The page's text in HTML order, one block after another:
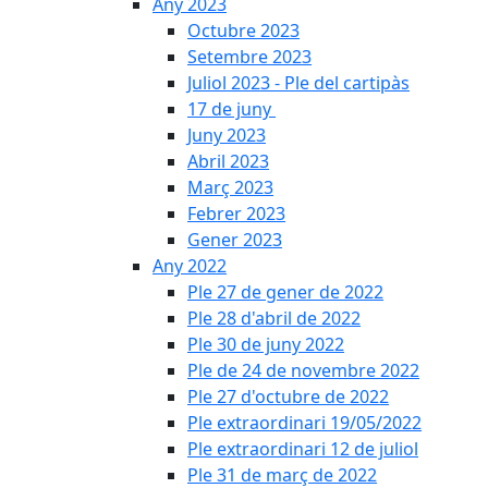
Octubre 2023
Setembre 2023
Juliol 2023 - Ple del cartipàs
17 de juny
Juny 2023
Abril 2023
Març 2023
Febrer 2023
Gener 2023
Any 2022
Ple 27 de gener de 2022
Ple 28 d'abril de 2022
Ple 30 de juny 2022
Ple de 24 de novembre 2022
Ple 27 d'octubre de 2022
Ple extraordinari 19/05/2022
Ple extraordinari 12 de juliol
Ple 31 de març de 2022